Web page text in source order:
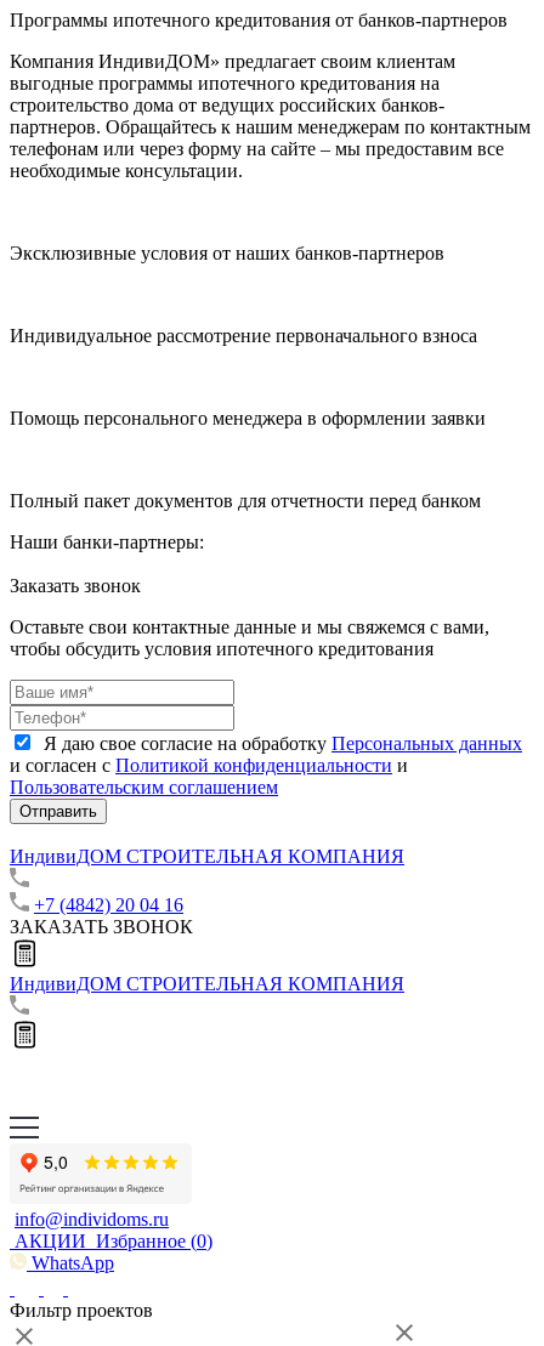
Программы ипотечного кредитования от банков-партнеров
Компания ИндивиДОМ» предлагает своим клиентам
выгодные программы ипотечного кредитования на
строительство дома от ведущих российских банков-
партнеров. Обращайтесь к нашим менеджерам по контактным
телефонам или через форму на сайте – мы предоставим все
необходимые консультации.
Эксклюзивные условия от наших банков-партнеров
Индивидуальное рассмотрение первоначального взноса
Помощь персонального менеджера в оформлении заявки
Полный пакет документов для отчетности перед банком
Наши банки-партнеры:
Заказать звонок
Оставьте свои контактные данные и мы свяжемся с вами,
чтобы обсудить условия ипотечного кредитования
Я даю свое согласие на обработку Персональных данных
и согласен с Политикой конфиденциальности и
Пользовательским соглашением
Отправить
ИндивиДОМ СТРОИТЕЛЬНАЯ КОМПАНИЯ
+7 (4842) 20 04 16
ЗАКАЗАТЬ ЗВОНОК
ИндивиДОМ СТРОИТЕЛЬНАЯ КОМПАНИЯ
info@individoms.ru
АКЦИИ Избранное (0)
WhatsApp
Фильтр проектов